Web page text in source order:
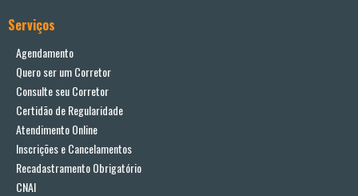
Serviços
Agendamento
Quero ser um Corretor
Consulte seu Corretor
Certidão de Regularidade
Atendimento Online
Inscrições e Cancelamentos
Recadastramento Obrigatório
CNAI